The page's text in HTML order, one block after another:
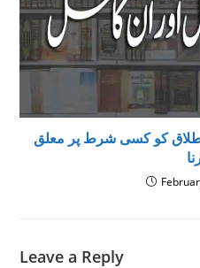
طلاق کو کسی شرط پر معلق
Leave a Reply